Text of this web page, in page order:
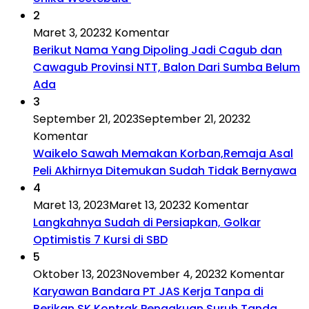
2
Maret 3, 20232 Komentar
Berikut Nama Yang Dipoling Jadi Cagub dan
Cawagub Provinsi NTT, Balon Dari Sumba Belum
Ada
3
September 21, 2023September 21, 20232
Komentar
Waikelo Sawah Memakan Korban,Remaja Asal
Peli Akhirnya Ditemukan Sudah Tidak Bernyawa
4
Maret 13, 2023Maret 13, 20232 Komentar
Langkahnya Sudah di Persiapkan, Golkar
Optimistis 7 Kursi di SBD
5
Oktober 13, 2023November 4, 20232 Komentar
Karyawan Bandara PT JAS Kerja Tanpa di